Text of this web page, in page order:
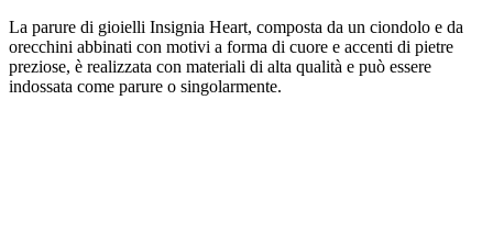
La parure di gioielli Insignia Heart, composta da un ciondolo e da
orecchini abbinati con motivi a forma di cuore e accenti di pietre
preziose, è realizzata con materiali di alta qualità e può essere
indossata come parure o singolarmente.